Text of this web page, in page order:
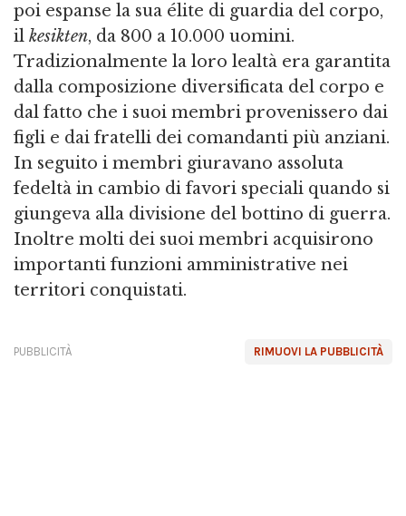
poi espanse la sua élite di guardia del corpo,
il kesikten, da 800 a 10.000 uomini.
Tradizionalmente la loro lealtà era garantita
dalla composizione diversificata del corpo e
dal fatto che i suoi membri provenissero dai
figli e dai fratelli dei comandanti più anziani.
In seguito i membri giuravano assoluta
fedeltà in cambio di favori speciali quando si
giungeva alla divisione del bottino di guerra.
Inoltre molti dei suoi membri acquisirono
importanti funzioni amministrative nei
territori conquistati.
RIMUOVI LA PUBBLICITÀ
PUBBLICITÀ